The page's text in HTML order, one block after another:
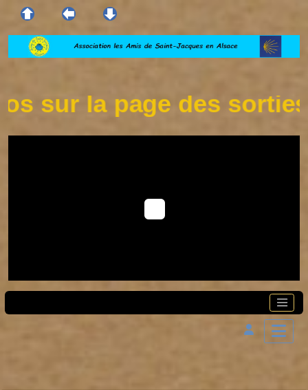
la page des sorties